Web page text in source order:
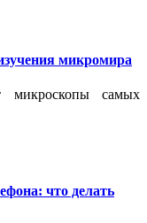
микромира
микроскопы самых
что делать